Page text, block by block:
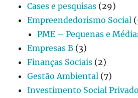
Cases e pesquisas (29)
Empreendedorismo Social
PME – Pequenas e
Empresas B (3)
Finanças Sociais (2)
Gestão Ambiental (7)
Investimento Social Privado